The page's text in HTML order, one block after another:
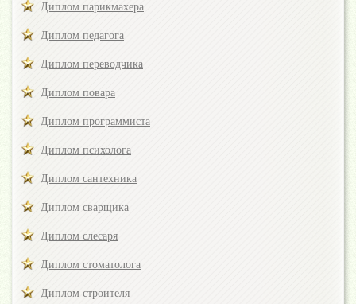
Диплом парикмахера
Диплом педагога
Диплом переводчика
Диплом повара
Диплом программиста
Диплом психолога
Диплом сантехника
Диплом сварщика
Диплом слесаря
Диплом стоматолога
Диплом строителя